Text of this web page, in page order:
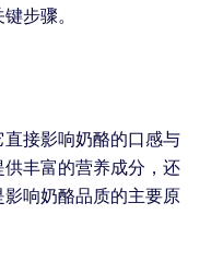
步骤。
接影响奶酪的口感与
丰富的营养成分，还
响奶酪品质的主要原